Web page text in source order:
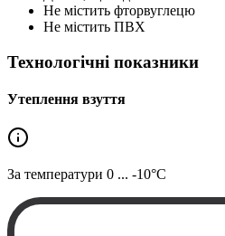
Не містить фторвуглецю
Не містить ПВХ
Технологічні показники
Утеплення взуття
За температури 0 ... -10°C